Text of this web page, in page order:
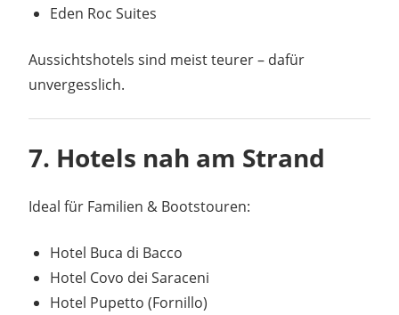
Eden Roc Suites
Aussichtshotels sind meist teurer – dafür
unvergesslich.
7. Hotels nah am Strand
Ideal für Familien & Bootstouren:
Hotel Buca di Bacco
Hotel Covo dei Saraceni
Hotel Pupetto (Fornillo)